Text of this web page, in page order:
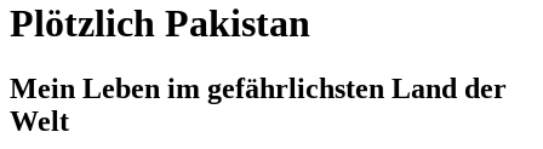
Plötzlich Pakistan
Mein Leben im gefährlichsten Land der
Welt